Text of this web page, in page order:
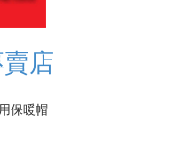
店
保暖帽